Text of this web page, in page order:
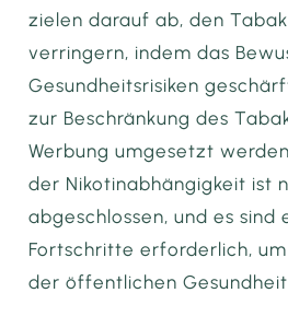
zielen darauf ab, den
verringern, indem das
Gesundheitsrisiken
zur Beschränkung des
Werbung umgesetzt
der Nikotinabhängigkeit ist
abgeschlossen, und es sind
Fortschritte erforderlich,
der öffentlichen